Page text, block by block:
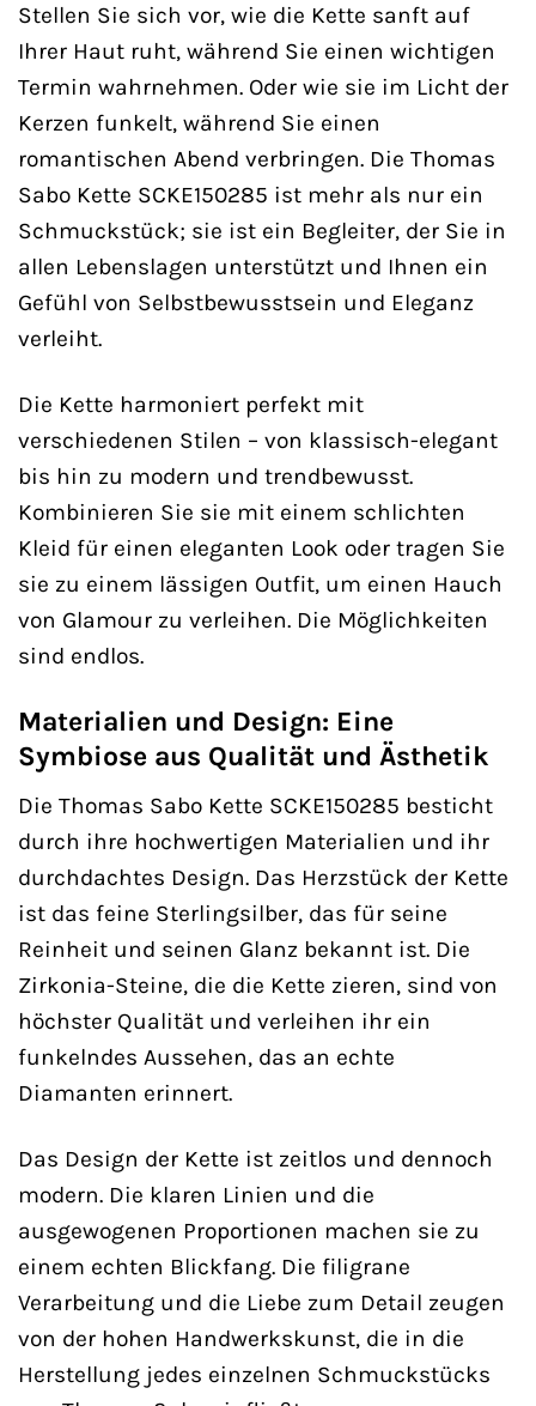
Stellen Sie sich vor, wie die Kette sanft auf
Ihrer Haut ruht, während Sie einen wichtigen
Termin wahrnehmen. Oder wie sie im Licht der
Kerzen funkelt, während Sie einen
romantischen Abend verbringen. Die Thomas
Sabo Kette SCKE150285 ist mehr als nur ein
Schmuckstück; sie ist ein Begleiter, der Sie in
allen Lebenslagen unterstützt und Ihnen ein
Gefühl von Selbstbewusstsein und Eleganz
verleiht.
Die Kette harmoniert perfekt mit
verschiedenen Stilen – von klassisch-elegant
bis hin zu modern und trendbewusst.
Kombinieren Sie sie mit einem schlichten
Kleid für einen eleganten Look oder tragen Sie
sie zu einem lässigen Outfit, um einen Hauch
von Glamour zu verleihen. Die Möglichkeiten
sind endlos.
Materialien und Design: Eine
Symbiose aus Qualität und Ästhetik
Die Thomas Sabo Kette SCKE150285 besticht
durch ihre hochwertigen Materialien und ihr
durchdachtes Design. Das Herzstück der Kette
ist das feine Sterlingsilber, das für seine
Reinheit und seinen Glanz bekannt ist. Die
Zirkonia-Steine, die die Kette zieren, sind von
höchster Qualität und verleihen ihr ein
funkelndes Aussehen, das an echte
Diamanten erinnert.
Das Design der Kette ist zeitlos und dennoch
modern. Die klaren Linien und die
ausgewogenen Proportionen machen sie zu
einem echten Blickfang. Die filigrane
Verarbeitung und die Liebe zum Detail zeugen
von der hohen Handwerkskunst, die in die
Herstellung jedes einzelnen Schmuckstücks